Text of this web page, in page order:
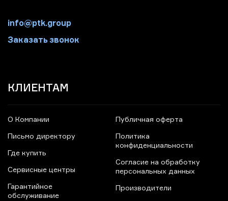
info@ptk.group
Заказать звонок
КЛИЕНТАМ
О Компании
Письмо директору
Где купить
Сервисные центры
Гарантийное
обслуживание
Публичная оферта
Политика
конфиденциальности
Согласие на обработку
персональных данных
Производители